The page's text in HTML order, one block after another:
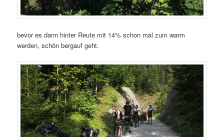
bevor es dann hinter Reute mit 14% schon mal zum warm
werden, schön bergauf geht.